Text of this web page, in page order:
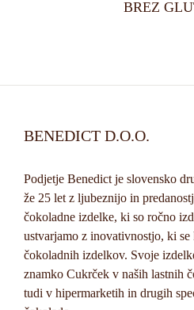
BREZ
BENEDICT D.O.O.
Podjetje Benedict je slovensko
že 25 let z ljubeznijo in
čokoladne izdelke, ki so ročno
ustvarjamo z inovativnostjo, ki
čokoladnih izdelkov. Svoje
znamko Cukrček v naših lastnih
tudi v hipermarketih in drugih